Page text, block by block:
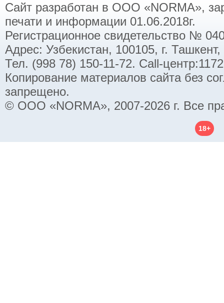
Сайт разработан в ООО «NORMA»,
печати и информации 01.06.2018г.
Регистрационное свидетельство №
Адрес: Узбекистан, 100105, г.
Тел. (998 78) 150-11-72. Call-
Копирование материалов сайта без
запрещено.
© ООО «NORMA», 2007-2026 г. Все
18+